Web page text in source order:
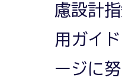
慮設計
用ガイ
ージに努